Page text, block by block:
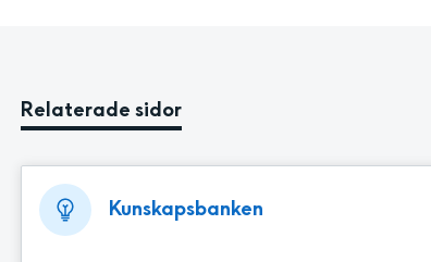
Relaterade sidor
Kunskapsbanken